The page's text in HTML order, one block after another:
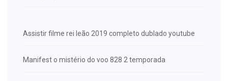
Assistir filme rei leão 2019 completo dublado youtube
Manifest o mistério do voo 828 2 temporada